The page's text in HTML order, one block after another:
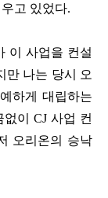
고 있었다.
이 사업을 컨설
만 나는 당시 오
하게 대립하는
이 CJ 사업 컨
오리온의 승낙